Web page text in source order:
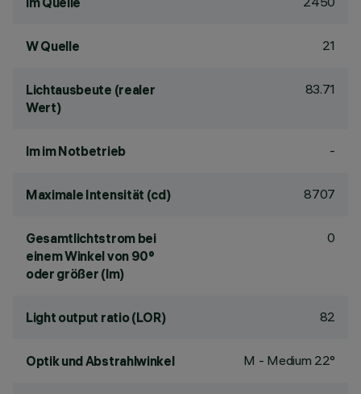
W Quelle 21
Lichtausbeute (realer
Wert)
83.71
lm im Notbetrieb -
Maximale Intensität (cd) 8707
Gesamtlichtstrom bei
einem Winkel von 90°
oder größer (lm)
0
Light output ratio (LOR) 82
Optik und Abstrahlwinkel M - Medium 22°